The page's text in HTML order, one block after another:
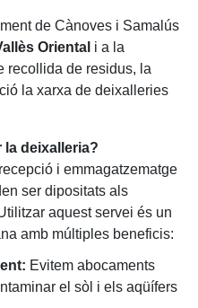
de Cànoves i Samalús
Oriental i a la
recollida de residus, la
la xarxa de deixalleries
la deixalleria?
i emmagatzematge
ser dipositats als
aquest servei és un
amb múltiples beneficis:
Evitem abocaments
el sòl i els aqüífers